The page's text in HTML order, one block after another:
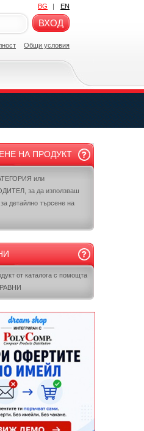
BG | EN
ВХОД
Общи условия
НА ПРОДУКТ
или
за да използваш
детайлно търсене на
от каталога с помощта